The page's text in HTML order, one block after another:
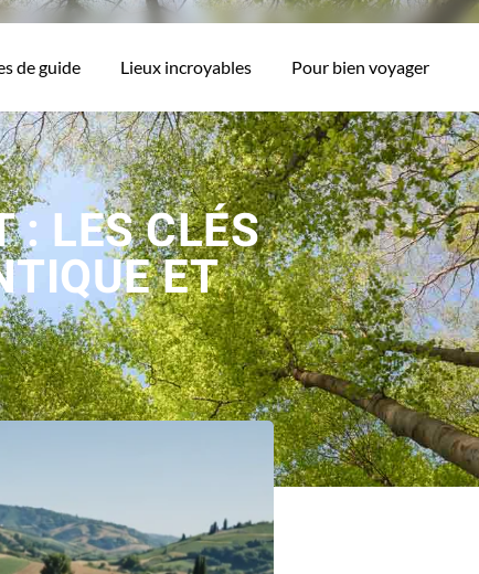
de guide Lieux incroyables Pour bien voyager
: LES CLÉS
ET